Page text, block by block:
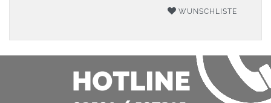
WUNSCHLISTE